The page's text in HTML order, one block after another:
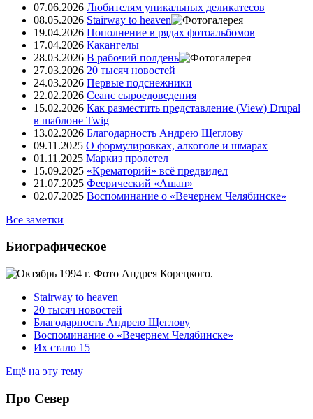
07.06.2026 Любителям уникальных деликатесов
08.05.2026 Stairway to heaven
19.04.2026 Пополнение в рядах фотоальбомов
17.04.2026 Какангелы
28.03.2026 В рабочий полдень
27.03.2026 20 тысяч новостей
24.03.2026 Первые подснежники
22.02.2026 Сеанс сыроедоведения
15.02.2026 Как разместить представление (View) Drupal
в шаблоне Twig
13.02.2026 Благодарность Андрею Щеглову
09.11.2025 О формулировках, алкоголе и шмарах
01.11.2025 Маркиз пролетел
15.09.2025 «Крематорий» всё предвидел
21.07.2025 Феерический «Ашан»
02.07.2025 Воспоминание о «Вечернем Челябинске»
Все заметки
Биографическое
Stairway to heaven
20 тысяч новостей
Благодарность Андрею Щеглову
Воспоминание о «Вечернем Челябинске»
Их стало 15
Ещё на эту тему
Про Север